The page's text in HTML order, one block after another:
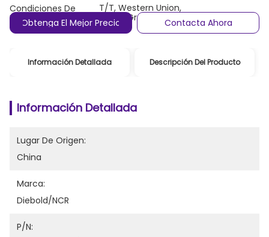
Condiciones De
Pago:
T/T, Western Union,
MoneyGram/PayPal
Obtenga El Mejor Precio Contacta Ahora
Información Detallada Descripción Del Producto
Información Detallada
Lugar De Origen:
China
Marca:
Diebold/NCR
P/N: